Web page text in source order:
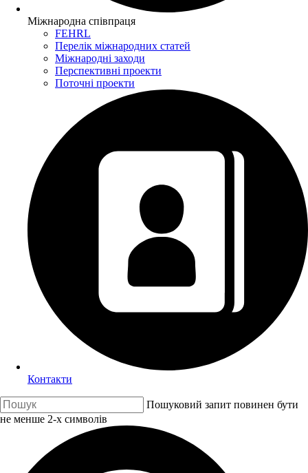
Міжнародна співпраця
FEHRL
Перелік міжнародних статей
Міжнародні заходи
Перспективні проекти
Поточні проекти
Контакти
Пошуковий запит повинен бути
не менше 2-х символів